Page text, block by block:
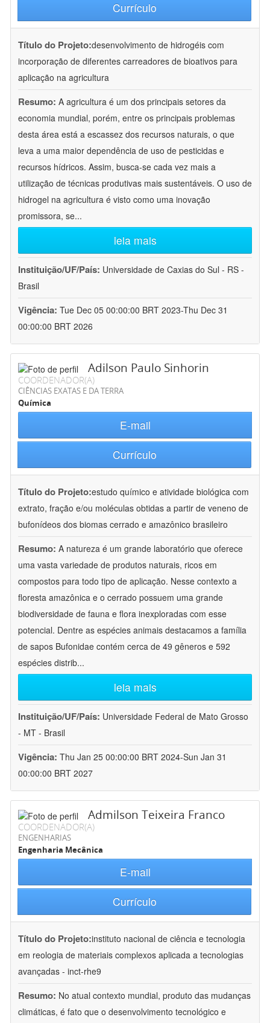
Currículo
Título do Projeto:desenvolvimento de hidrogéis com
incorporação de diferentes carreadores de bioativos para
aplicação na agricultura
Resumo: A agricultura é um dos principais setores da
economia mundial, porém, entre os principais problemas
desta área está a escassez dos recursos naturais, o que
leva a uma maior dependência de uso de pesticidas e
recursos hídricos. Assim, busca-se cada vez mais a
utilização de técnicas produtivas mais sustentáveis. O uso de
hidrogel na agricultura é visto como uma inovação
promissora, se...
leia mais
Instituição/UF/País: Universidade de Caxias do Sul - RS -
Brasil
Vigência: Tue Dec 05 00:00:00 BRT 2023-Thu Dec 31
00:00:00 BRT 2026
Adilson Paulo Sinhorin
COORDENADOR(A)
CIÊNCIAS EXATAS E DA TERRA
Química
E-mail
Currículo
Título do Projeto:estudo químico e atividade biológica com
extrato, fração e/ou moléculas obtidas a partir de veneno de
bufonídeos dos biomas cerrado e amazônico brasileiro
Resumo: A natureza é um grande laboratório que oferece
uma vasta variedade de produtos naturais, ricos em
compostos para todo tipo de aplicação. Nesse contexto a
floresta amazônica e o cerrado possuem uma grande
biodiversidade de fauna e flora inexploradas com esse
potencial. Dentre as espécies animais destacamos a família
de sapos Bufonidae contém cerca de 49 gêneros e 592
espécies distrib...
leia mais
Instituição/UF/País: Universidade Federal de Mato Grosso
- MT - Brasil
Vigência: Thu Jan 25 00:00:00 BRT 2024-Sun Jan 31
00:00:00 BRT 2027
Admilson Teixeira Franco
COORDENADOR(A)
ENGENHARIAS
Engenharia Mecânica
E-mail
Currículo
Título do Projeto:instituto nacional de ciência e tecnologia
em reologia de materiais complexos aplicada a tecnologias
avançadas - inct-rhe9
Resumo: No atual contexto mundial, produto das mudanças
climáticas, é fato que o desenvolvimento tecnológico e